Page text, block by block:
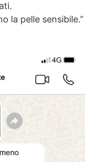
la pelle sensibile.”